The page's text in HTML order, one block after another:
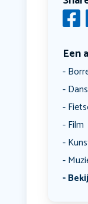
Een
Film